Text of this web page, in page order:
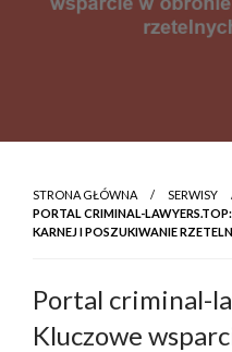
STRONA GŁÓWNA
SERWISY
PORTAL CRIMINAL-
KARNEJ I POSZUKIWANIE
Portal criminal-
Kluczowe